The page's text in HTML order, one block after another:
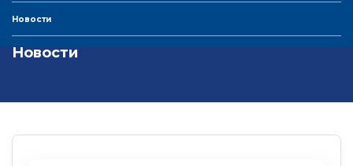
Новости
Новости